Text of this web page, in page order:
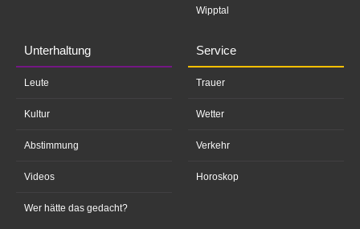
Wipptal
Unterhaltung
Leute
Kultur
Abstimmung
Videos
Wer hätte das gedacht?
Service
Trauer
Wetter
Verkehr
Horoskop